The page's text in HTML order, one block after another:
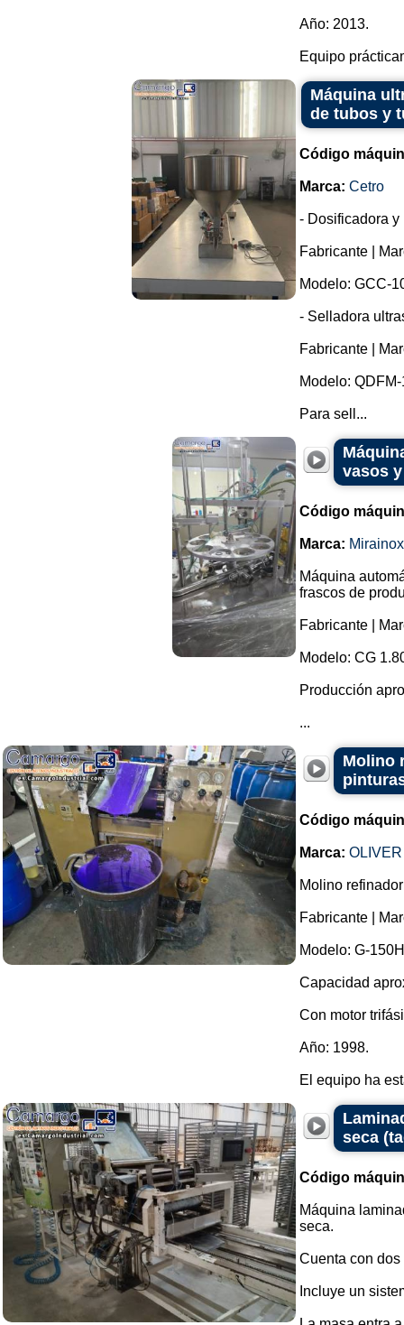
Año: 2013.
Equipo
Máquina
de tubos y
Código
Marca: Cetro
- Dosificadora
Fabricante |
Modelo: GCC-
- Selladora
Fabricante |
Modelo:
Para sell...
vasos
Código
Marca: Mirainox
Máquina
frascos de
Fabricante |
Modelo: CG
Producción
...
Molino
Código
Marca:
Molino
Fabricante |
Modelo: G-
Capacidad
Con motor
Año: 1998.
El equipo ha
seca
Código
Máquina
seca.
Cuenta con
Incluye un